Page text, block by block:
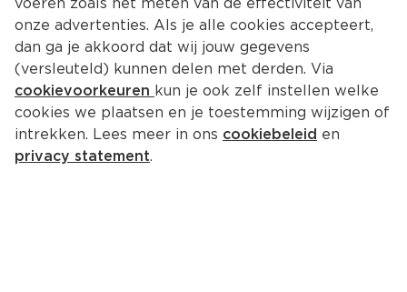
Tana Sneaker deo
Per Spuitbus 14 g  (per kilo €606.43)
onze advertenties. Als je alle cookies accepteert,
dan ga je akkoord dat wij jouw gegevens
(versleuteld) kunnen delen met derden. Via
cookievoorkeuren kun je ook zelf instellen welke
cookies we plaatsen en je toestemming wijzigen of
intrekken. Lees meer in ons cookiebeleid en
privacy statement.